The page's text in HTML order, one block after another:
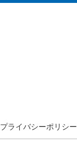
プライバシーポリシー